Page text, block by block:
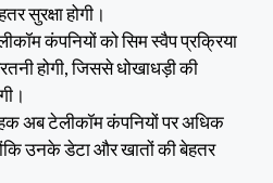
सुरक्षा होगी।
कंपनियों को सिम स्वैप प्रक्रिया
होगी, जिससे धोखाधड़ी की
अब टेलीकॉम कंपनियों पर अधिक
उनके डेटा और खातों की बेहतर